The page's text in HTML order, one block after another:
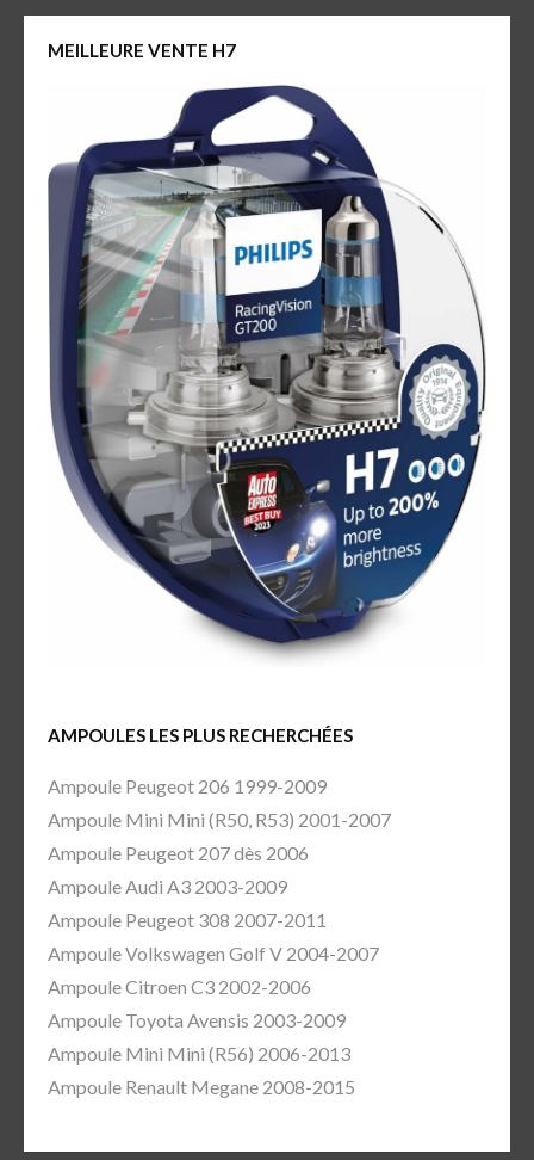
MEILLEURE VENTE H7
AMPOULES LES PLUS RECHERCHÉES
Ampoule Peugeot 206 1999-2009
Ampoule Mini Mini (R50, R53) 2001-2007
Ampoule Peugeot 207 dès 2006
Ampoule Audi A3 2003-2009
Ampoule Peugeot 308 2007-2011
Ampoule Volkswagen Golf V 2004-2007
Ampoule Citroen C3 2002-2006
Ampoule Toyota Avensis 2003-2009
Ampoule Mini Mini (R56) 2006-2013
Ampoule Renault Megane 2008-2015